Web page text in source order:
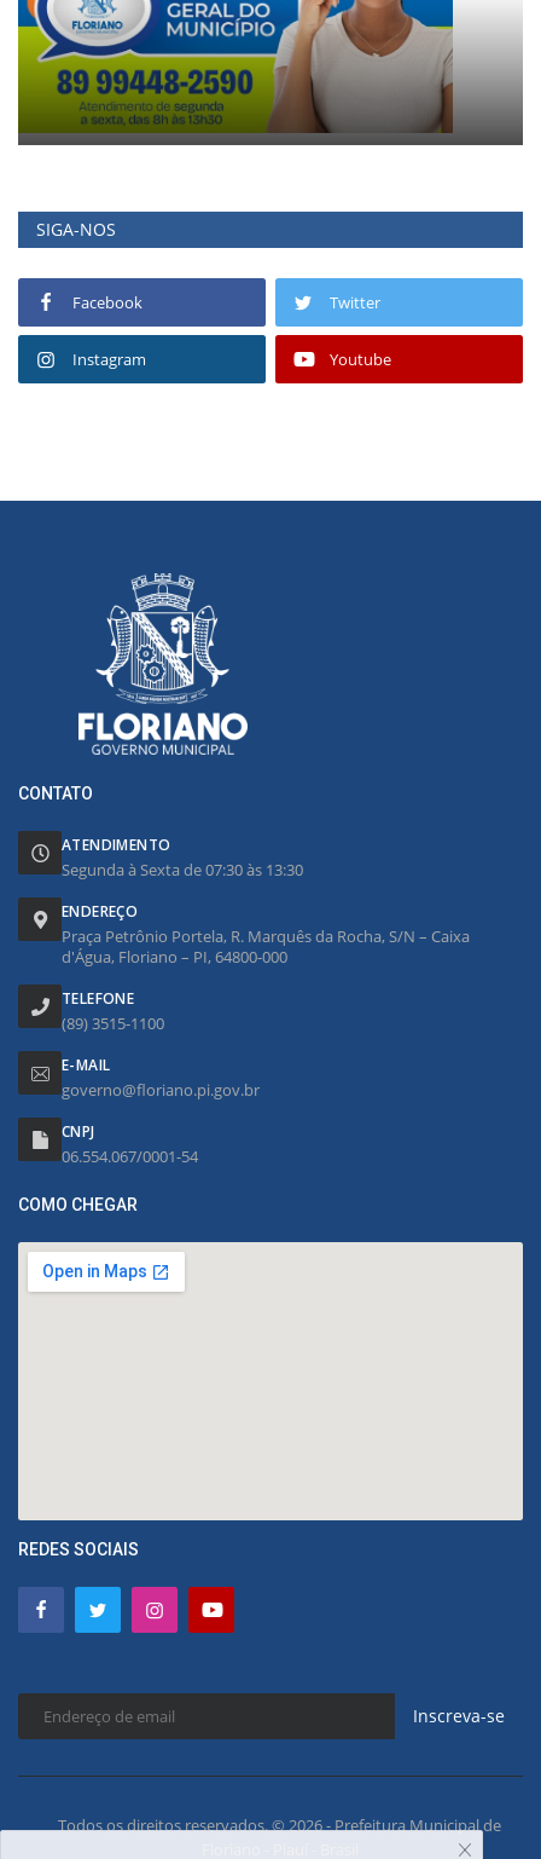
SIGA-NOS
Facebook Twitter
Instagram Youtube
CONTATO
ATENDIMENTO
Segunda à Sexta de 07:30 às 13:30
ENDEREÇO
Praça Petrônio Portela, R. Marquês da Rocha, S/N – Caixa
d'Água, Floriano – PI, 64800-000
TELEFONE
(89) 3515-1100
E-MAIL
governo@floriano.pi.gov.br
CNPJ
06.554.067/0001-54
COMO CHEGAR
REDES SOCIAIS
Inscreva-se
Todos os direitos reservados. © 2026 - Prefeitura Municipal de